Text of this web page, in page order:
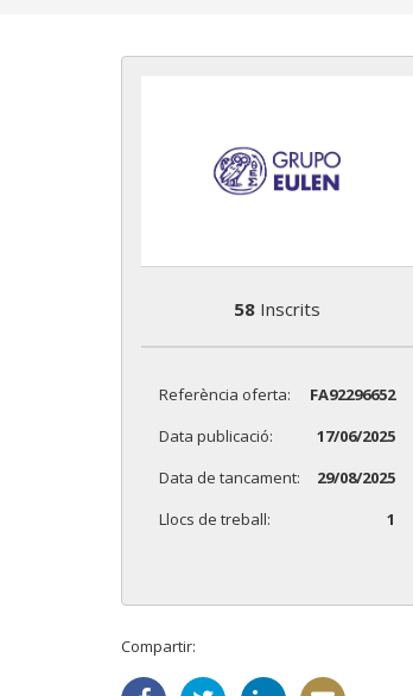
58Inscrits
Referència oferta:
FA92296652
Data publicació:
17/06/2025
Data de tancament:
29/08/2025
Llocs de treball:
1
Compartir: